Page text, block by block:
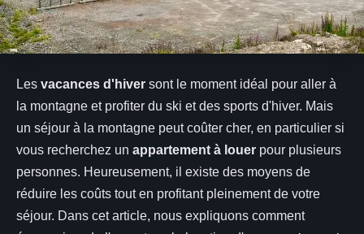
Les vacances d'hiver sont le moment idéal pour aller à
la montagne et profiter du ski et des sports d'hiver. Mais
un séjour à la montagne peut coûter cher, en particulier si
vous recherchez un appartement à louer pour plusieurs
personnes. Heureusement, il existe des moyens de
réduire les coûts tout en profitant pleinement de votre
séjour. Dans cet article, nous expliquons comment